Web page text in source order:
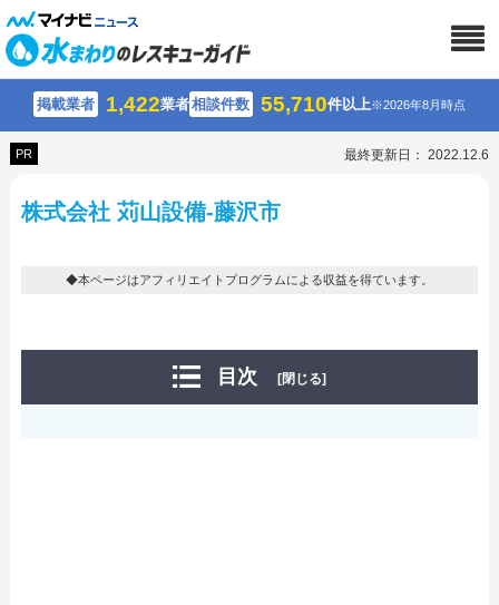
掲載業者 1,422業者相談件数 55,710件以上※2026年8月時点
PR 最終更新日： 2022.12.6
株式会社 苅山設備-藤沢市
◆本ページはアフィリエイトプログラムによる収益を得ています。
目次 [閉じる]